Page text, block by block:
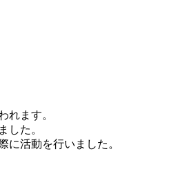
れます。
した。
に活動を行いました。